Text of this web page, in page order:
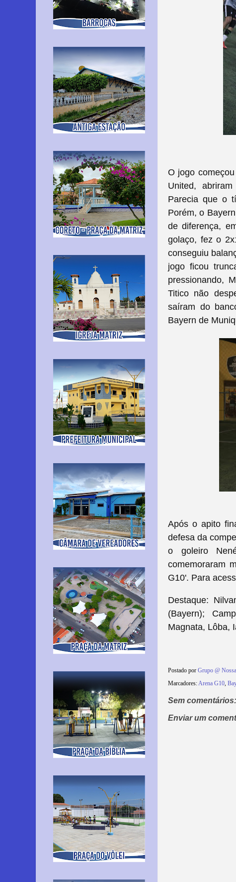
O jogo
United,
Parecia que o
Porém, o
de diferença,
golaço, fez o
conseguiu
jogo ficou
pressionando,
Titico não
saíram do
Bayern de
Após o apito
defesa da
o goleiro
comemoraram
G10'. Para
Destaque:
(Bayern);
Magnata, Lôba,
Postado por Grupo @
Marcadores:Arena G10,
Sem comentários:
Enviar um